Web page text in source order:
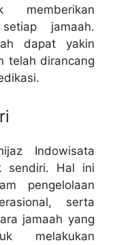
memberikan
jamaah.
dapat yakin
telah dirancang
Indowisata
sendiri. Hal ini
pengelolaan
serta
jamaah yang
melakukan